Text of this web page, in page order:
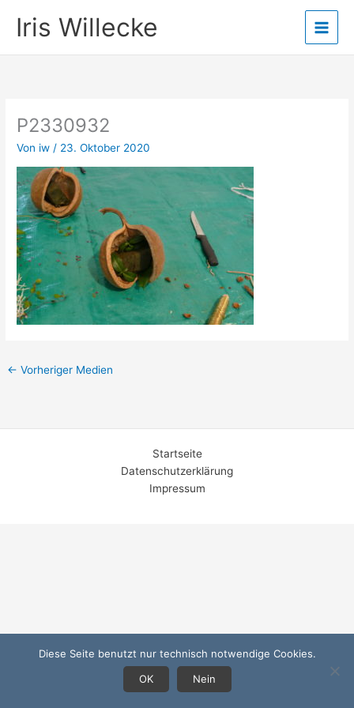
InhaltIris Willecke
P2330932
Von iw / 23. Oktober 2020
← Vorheriger Medien
Startseite
Datenschutzerklärung
Impressum
Diese Seite benutzt nur technisch notwendige Cookies.
OK
Nein